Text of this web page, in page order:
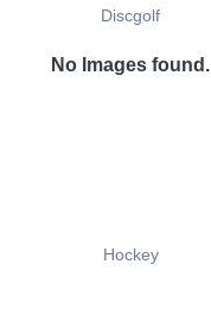
Discgolf
No Images found.
Hockey